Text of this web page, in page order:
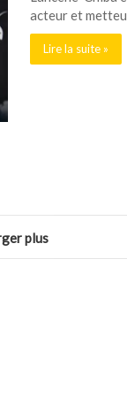
acteur et
Lire la suite »
plus